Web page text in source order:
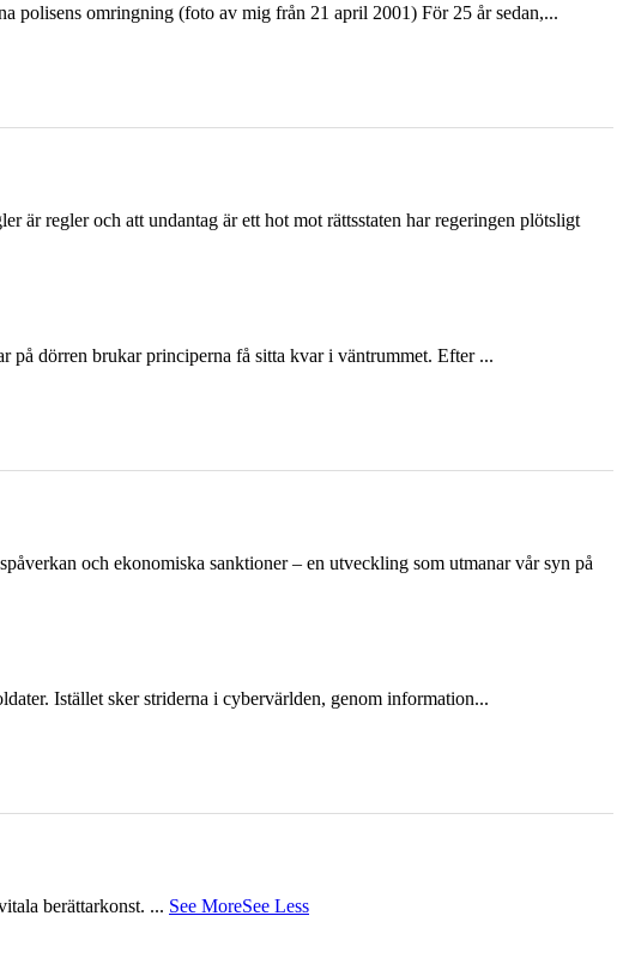
polisens omringning (foto av mig från 21 april 2001) För 25 år sedan,...
är regler och att undantag är ett hot mot rättsstaten har regeringen plötsligt
dörren brukar principerna få sitta kvar i väntrummet. Efter ...
och ekonomiska sanktioner – en utveckling som utmanar vår syn på
Istället sker striderna i cybervärlden, genom information...
berättarkonst. ... See MoreSee Less